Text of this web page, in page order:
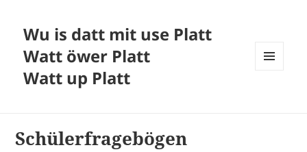
Wu is datt mit use Platt
Watt öwer Platt
Watt up Platt
Schülerfragebögen